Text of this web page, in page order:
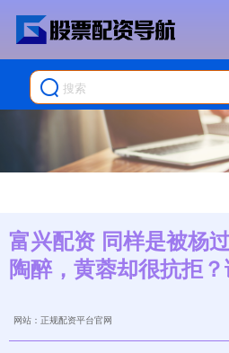
富兴配资 同样是被杨
陶醉，黄蓉却很抗拒
网站：正规配资平台官网